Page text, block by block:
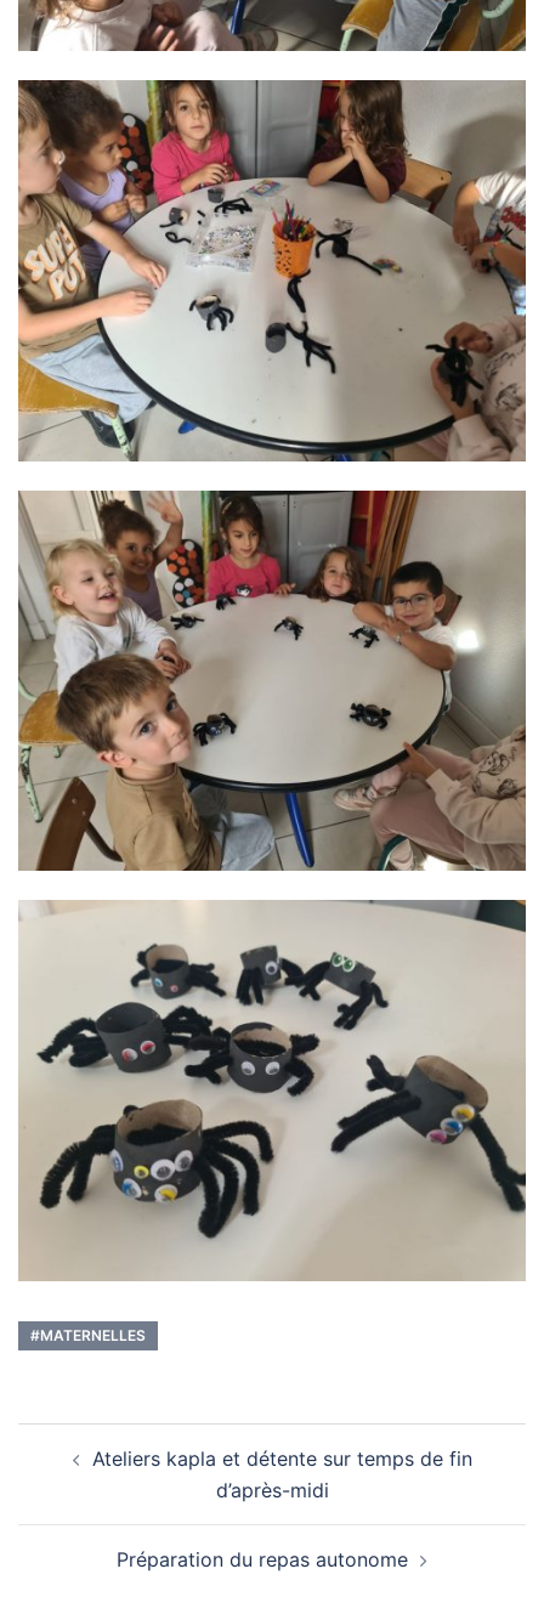
#MATERNELLES
d’articleAteliers kapla et détente sur temps de fin
d’après-midi
Préparation du repas autonome